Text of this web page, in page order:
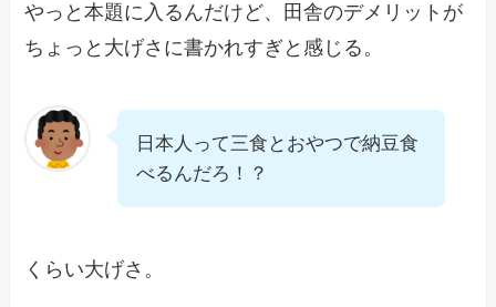
やっと本題に入るんだけど、田舎のデメリットが
ちょっと大げさに書かれすぎと感じる。
日本人って三食とおやつで納豆食
べるんだろ！？
くらい大げさ。